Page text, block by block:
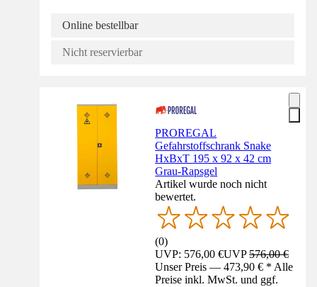
Online bestellbar
Nicht reservierbar
PROREGAL
Gefahrstoffschrank Snake
HxBxT 195 x 92 x 42 cm
Grau-Rapsgel
Artikel wurde noch nicht
bewertet.
(0)
UVP: 576,00 €UVP576,00 €
Unser Preis — 473,90 € * Alle
Preise inkl. MwSt. und ggf.